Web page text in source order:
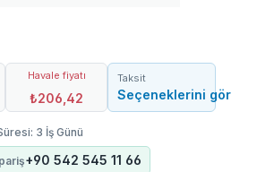
Havale fiyatı
₺206,42
Taksit
Seçeneklerini gör
3 İş Günü
+90 542 545 11 66